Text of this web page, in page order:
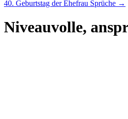
40. Geburtstag der Ehefrau Sprüche →
Niveauvolle,